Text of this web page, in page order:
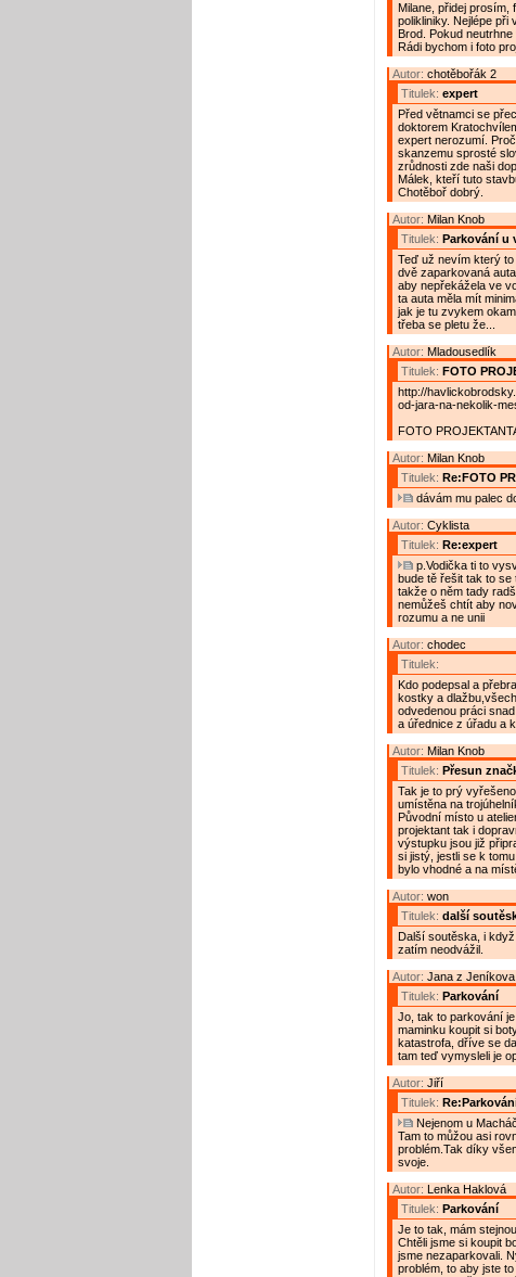
Milane, přidej prosím,
polikliniky. Nejlépe při
Brod. Pokud
Rádi bychom i foto
Autor: chotěbořák 2
Titulek: expert
Před větnamci se
doktorem
expert nerozumí.
skanzemu sprosté
zrůdnosti zde naši
Málek, kteří tuto
Chotěboř dobrý.
Autor: Milan Knob
Titulek: Parkování u
Teď už nevím který to
dvě zaparkovaná
aby nepřekážela ve
ta auta měla mít
jak je tu zvykem
třeba se pletu že...
Autor: Mladousedlík
Titulek: FOTO
http://
od-jara-na-nekolik-
FOTO
Autor: Milan Knob
Titulek: Re:FOTO
dávám mu palec
Autor: Cyklista
Titulek: Re:expert
p.Vodička ti to
bude tě řešit tak to
takže o něm tady
nemůžeš chtít aby
rozumu a ne unii
Autor: chodec
Titulek:
Kdo podepsal a
kostky a
odvedenou práci
a úřednice z úřadu a
Autor: Milan Knob
Titulek: Přesun
Tak je to prý
umístěna na
Původní místo u
projektant tak i
výstupku jsou již
si jistý, jestli se k
bylo vhodné a na
Autor: won
Titulek: další
Další soutěska, i
zatím neodvážil.
Autor: Jana z Jeníkova
Titulek: Parkování
Jo, tak to parkování
maminku koupit si
katastrofa, dříve se
tam teď vymysleli je
Autor: Jiří
Titulek:
Nejenom u
Tam to můžou asi
problém.Tak díky
svoje.
Autor: Lenka Haklová
Titulek: Parkování
Je to tak, mám
Chtěli jsme si koupit
jsme nezaparkovali.
problém, to aby jste